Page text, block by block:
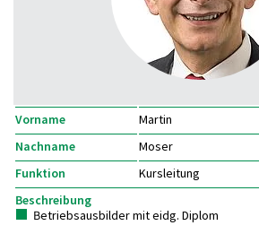
Vorname
Martin
Nachname
Moser
Funktion
Kursleitung
Beschreibung
Betriebsausbilder mit eidg. Diplom